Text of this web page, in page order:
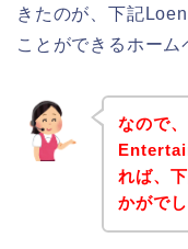
きたのが、下記
ことができるホーム
なので
れば、
かがで